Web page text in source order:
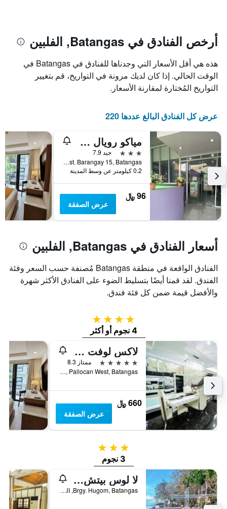
المخطط
1
Y
الذي
يعرض
متوسط
غرفة
في
عطلة
هذا
الأسبوع
خلال
آخر
3
أيام
محور
الذي
يعرض
عدد
الأيام
الإقامة
يتضمن
المخطط
1
محور
Y
الذي
يعرض
متوسط
سعر
غرفة
أرخص الفنادق في Batangas, الفلبين
هذه هي أقل الأسعار التي وجدناها للفنادق في Batangas في
الوقت الحالي. إذا كان لديك مرونة في التواريخ، قم بتغيير
التواريخ المُختارة لمقارنة الأسعار.
عرض كل الفنادق البالغ عددها 220
مياكو رويال هوتل - باتانجاس سيتي
3 نجوم
جيد 7.9
Evangelista st. Barangay 15, Batangas, الفلبين
0.2 كيلومتر عن وسط المدينة
96 ﷼
عرض الصفقة
أسعار الفنادق في Batangas, الفلبين
الفنادق الواقعة في منطقة Batangas مُصنفة حسب السعر وفئة
الفندق. لقد قمنا أيضًا بتسليط الضوء على الفنادق الأكثر شهرة
والأفضل قيمة ضمن كل فئة فندق.
4 نجوم
4 نجوم أو أكثر
لاكس لوفت هوتل آند ريزيدنسز
5 نجوم
ممتاز 8.3
Joseling Road, Pallocan West, Batangas, الفلبين
660 ﷼
عرض الصفقة
3 نجوم
3 نجوم
لا لوس بيتش ريزورت
Brgy. Hugom, Batangas, الفلبين